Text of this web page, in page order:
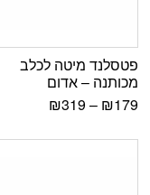
פטסלנד מיטה לכלב
מכותנה – אדום
₪179
–
₪319